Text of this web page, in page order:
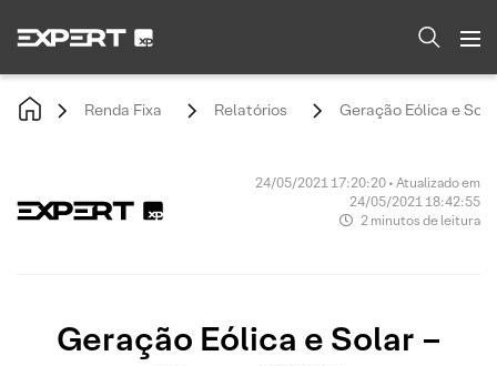
Renda Fixa Relatórios Geração Eólica e
24/05/2021 17:20:20 • Atualizado em
24/05/2021 18:42:55
2 minutos de leitura
Geração Eólica e Solar –